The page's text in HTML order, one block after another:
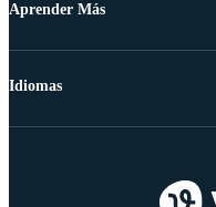
Aprender Más
Idiomas